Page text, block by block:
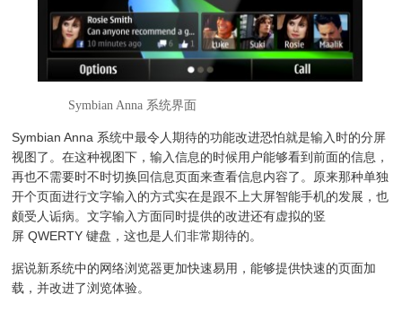
Symbian Anna 系统界面
Symbian Anna 系统中最令人期待的功能改进恐怕就是输入时的分屏
视图了。在这种视图下，输入信息的时候用户能够看到前面的信息，
再也不需要时不时切换回信息页面来查看信息内容了。原来那种单独
开个页面进行文字输入的方式实在是跟不上大屏智能手机的发展，也
颇受人诟病。文字输入方面同时提供的改进还有虚拟的竖
屏 QWERTY 键盘，这也是人们非常期待的。
据说新系统中的网络浏览器更加快速易用，能够提供快速的页面加
载，并改进了浏览体验。